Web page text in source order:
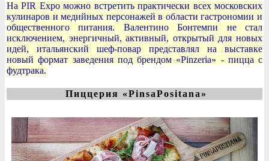
На PIR Expo можно встретить практически всех московских
кулинаров и медийных персонажей в области гастрономии и
общественного питания. Валентино Бонтемпи не стал
исключением, энергичный, активный, открытый для новых
идей, итальянский шеф-повар представлял на выставке
новый формат заведения под брендом «Pinzeria» - пицца с
фудтрака.
Пиццерия «PinsaPositana»